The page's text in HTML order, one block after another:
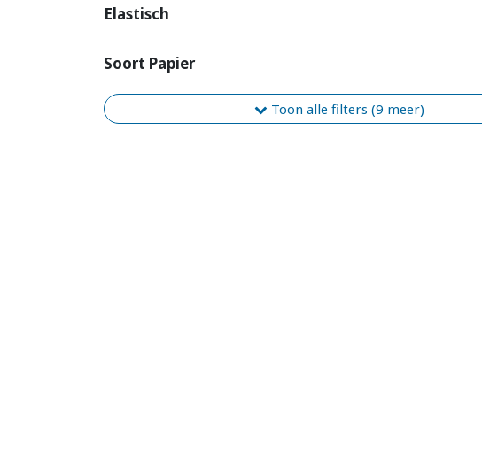
Elastisch
Soort Papier
Toon alle filters (9 meer)